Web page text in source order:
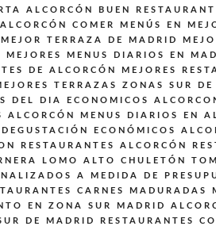
ALCORCÓN BUEN
COMER MENÚS EN
MEJOR TERRAZA DE MADRID
MEJORES MENUS DIARIOS EN
DE ALCORCÓN
MEJORES
TERRAZAS ZONAS SUR
DEL DIA ECONOMICOS
ALCORCÓN MENUS DIARIOS EN
ECONÓMICOS
RESTAURANTES ALCORCÓN
LOMO ALTO CHULETÓN
A MEDIDA DE
CARNES MADURADAS
EN ZONA SUR MADRID
DE MADRID
RESTAURANTES